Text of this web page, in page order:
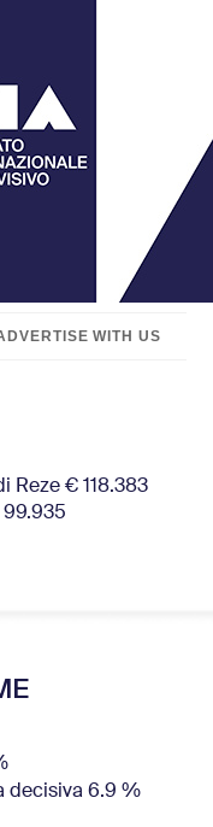
WITH US
Reze € 118.383
decisiva 6.9 %